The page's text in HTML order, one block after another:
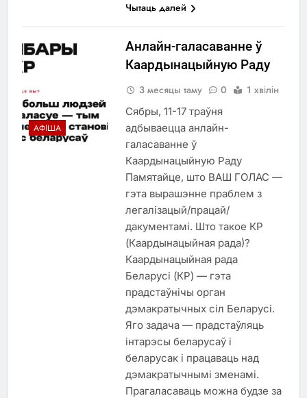
Чытаць далей
АФІША
Анлайн-галасаванне ў
Каардынацыйную Раду
3 месяцы таму 0 1 хвілін
Сябры, 11-17 траўня
адбываецца анлайн-
галасаванне ў
Каардынацыйную Раду
Памятайце, што ВАШ ГОЛАС —
гэта вырашэнне праблем з
легалізацый/працай/
дакументамі. Што такое КР
(Каардынацыйная рада)?
Каардынацыйная рада
Беларусі (КР) — гэта
прадстаўнічы орган
дэмакратычных сіл Беларусі.
Яго задача — прадстаўляць
інтарэсы беларусаў і
беларусак і працаваць над
дэмакратычнымі зменамі.
Прагаласаваць можна будзе за